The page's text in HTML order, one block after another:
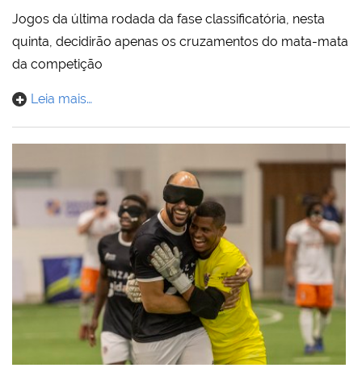
Jogos da última rodada da fase classificatória, nesta
quinta, decidirão apenas os cruzamentos do mata-mata
da competição
Leia mais…